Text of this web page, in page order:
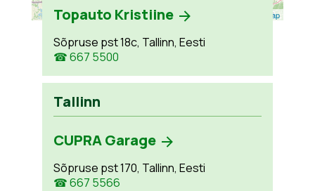
Leaflet OpenStreetMap
Topauto Kristiine
Sõpruse pst 18c, Tallinn, Eesti
☎ 667 5500
Tallinn
CUPRA Garage
Sõpruse pst 170, Tallinn, Eesti
☎ 667 5566